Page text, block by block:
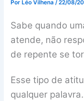
Por Léo Vilhena/22/08/
Sabe quando
atende, não
de repente se
Esse tipo de
qualquer